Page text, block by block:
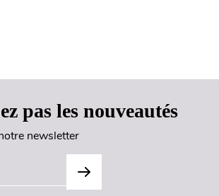
pas les nouveautés
newsletter